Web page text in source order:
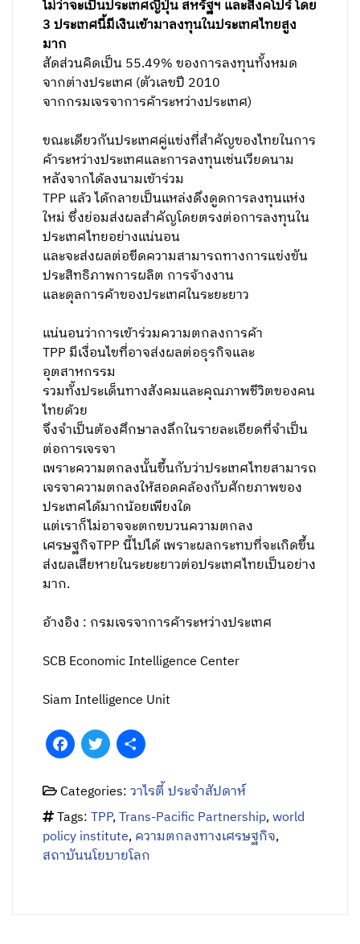
ไม่ว่าจะเป็นประเทศญี่ปุ่น สหรัฐฯ และสิงคโปร์ โดย
3 ประเทศนี้มีเงินเข้ามาลงทุนในประเทศไทยสูง
มาก
สัดส่วนคิดเป็น 55.49% ของการลงทุนทั้งหมด
จากต่างประเทศ (ตัวเลขปี 2010
จากกรมเจรจาการค้าระหว่างประเทศ)
ขณะเดียวกันประเทศคู่แข่งที่สำคัญของไทยในการ
ค้าระหว่างประเทศและการลงทุนเช่นเวียดนาม
หลังจากได้ลงนามเข้าร่วม
TPP แล้ว ได้กลายเป็นแหล่งดึงดูดการลงทุนแห่ง
ใหม่ ซึ่งย่อมส่งผลสำคัญโดยตรงต่อการลงทุนใน
ประเทศไทยอย่างแน่นอน
และจะส่งผลต่อขีดความสามารถทางการแข่งขัน
ประสิทธิภาพการผลิต การจ้างงาน
และดุลการค้าของประเทศในระยะยาว
แน่นอนว่าการเข้าร่วมความตกลงการค้า
TPP มีเงื่อนไขที่อาจส่งผลต่อธุรกิจและ
อุตสาหกรรม
รวมทั้งประเด็นทางสังคมและคุณภาพชีวิตของคน
ไทยด้วย
จึงจำเป็นต้องศึกษาลงลึกในรายละเอียดที่จำเป็น
ต่อการเจรจา
เพราะความตกลงนั้นขึ้นกับว่าประเทศไทยสามารถ
เจรจาความตกลงให้สอดคล้องกับศักยภาพของ
ประเทศได้มากน้อยเพียงใด
แต่เราก็ไม่อาจจะตกขบวนความตกลง
เศรษฐกิจTPP นี้ไปได้ เพราะผลกระทบที่จะเกิดขึ้น
ส่งผลเสียหายในระยะยาวต่อประเทศไทยเป็นอย่าง
มาก.
อ้างอิง : กรมเจรจาการค้าระหว่างประเทศ
SCB Economic Intelligence Center
Siam Intelligence Unit
FacebookTwitter
Categories:วาไรตี้ ประจำสัปดาห์
Tags:TPP,Trans-Paciﬁc Partnership,world
policy institute,ความตกลงทางเศรษฐกิจ,
สถาบันนโยบายโลก